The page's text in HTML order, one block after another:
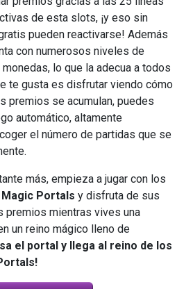
de esta slots, ¡y eso sin
pueden reactivarse! Además
con numerosos niveles de
lo que la adecua a todos
te gusta es disfrutar viendo cómo
premios se acumulan, puedes
automático, altamente
el número de partidas que se
más, empieza a jugar con los
Magic Portals y disfruta de sus
premios mientras vives una
un reino mágico lleno de
el portal y llega al reino de los